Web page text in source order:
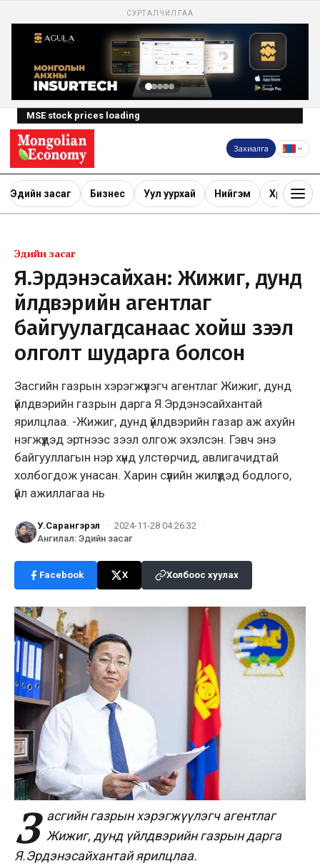
СУРТАЛЧИЛГАА
MSE stock prices loading
Захиалга
Эдийн засаг Бизнес Уул уурхай Нийгэм Хөрөнгө
Эдийн засаг
Я.Эрдэнэсайхан: Жижиг, дунд
үйлдвэрийн агентлаг
байгуулагдсанаас хойш зээл
олголт шударга болсон
Засгийн газрын хэрэгжүүлэгч агентлаг Жижиг, дунд
үйлдвэрийн газрын дарга Я.Эрдэнэсайхантай
ярилцлаа. -Жижиг, дунд үйлдвэрийн газар аж ахуйн
нэгжүүдэд эртнээс зээл олгож эхэлсэн. Гэвч энэ
байгууллагын нэр хүнд улстөрчид, авлигачидтай
холбогдож унасан. Харин сүүлийн жилүүдэд бодлого,
үйл ажиллагаа нь
У.Сарангэрэл · 2024-11-28 04:26:32
·
Ангилал: Эдийн засаг
Facebook X Холбоос хуулах
З асгийн газрын хэрэгжүүлэгч агентлаг
Жижиг, дунд үйлдвэрийн газрын дарга
Я.Эрдэнэсайхантай ярилцлаа.